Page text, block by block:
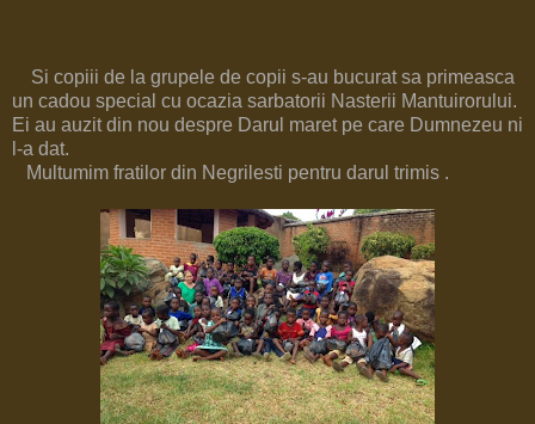
Si copiii de la grupele de copii s-au bucurat sa primeasca
un cadou special cu ocazia sarbatorii Nasterii Mantuirorului.
Ei au auzit din nou despre Darul maret pe care Dumnezeu ni
l-a dat.
Multumim fratilor din Negrilesti pentru darul trimis .